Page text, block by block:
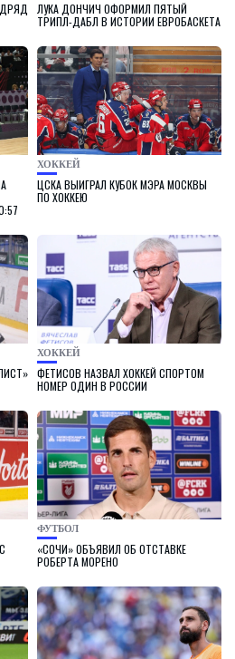
ЛУКА ДОНЧИЧ ОФОРМИЛ ПЯТЫЙ
ТРИПЛ-ДАБЛ В ИСТОРИИ ЕВРОБАСКЕТА
ХОККЕЙ
ЦСКА ВЫИГРАЛ КУБОК МЭРА МОСКВЫ
ПО ХОККЕЮ
ХОККЕЙ
ФЕТИСОВ НАЗВАЛ ХОККЕЙ СПОРТОМ
НОМЕР ОДИН В РОССИИ
ФУТБОЛ
«СОЧИ» ОБЪЯВИЛ ОБ ОТСТАВКЕ
РОБЕРТА МОРЕНО